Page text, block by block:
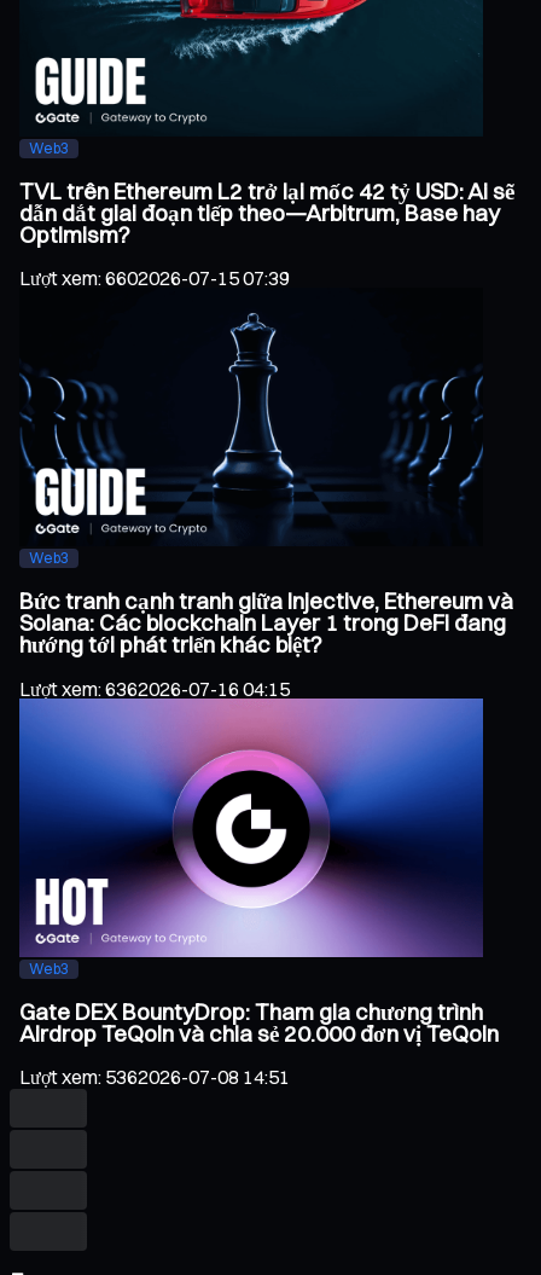
Web3
TVL trên Ethereum L2 trở lại mốc 42 tỷ USD: Ai sẽ
dẫn dắt giai đoạn tiếp theo—Arbitrum, Base hay
Optimism?
Lượt xem:6602026-07-15 07:39
Web3
Bức tranh cạnh tranh giữa Injective, Ethereum và
Solana: Các blockchain Layer 1 trong DeFi đang
hướng tới phát triển khác biệt?
Lượt xem:6362026-07-16 04:15
Web3
Gate DEX BountyDrop: Tham gia chương trình
Airdrop TeQoin và chia sẻ 20.000 đơn vị TeQoin
Lượt xem: 5362026-07-08 14:51